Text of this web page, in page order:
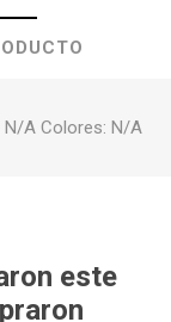
N/A Colores: N/A
este